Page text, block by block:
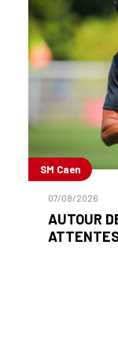
SM Caen
07/08/2026
AUTOUR